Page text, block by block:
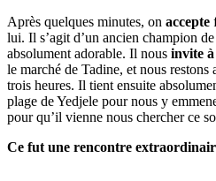
Après quelques minutes, on accepte
lui. Il s’agit d’un ancien champion
absolument adorable. Il nous invite
le marché de Tadine, et nous
trois heures. Il tient ensuite
plage de Yedjele pour nous y
pour qu’il vienne nous chercher ce
Ce fut une rencontre